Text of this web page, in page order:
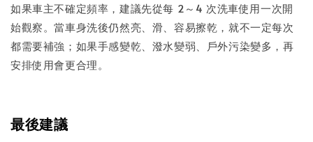
如果車主不確定頻率，建議先從每 2～4 次洗車使用一次開
始觀察。當車身洗後仍然亮、滑、容易擦乾，就不一定每次
都需要補強；如果手感變乾、潑水變弱、戶外污染變多，再
安排使用會更合理。
最後建議